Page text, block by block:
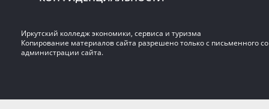
Иркутский колледж экономики, сервиса и туризма
Копирование материалов сайта разрешено только с письменного
администрации сайта.